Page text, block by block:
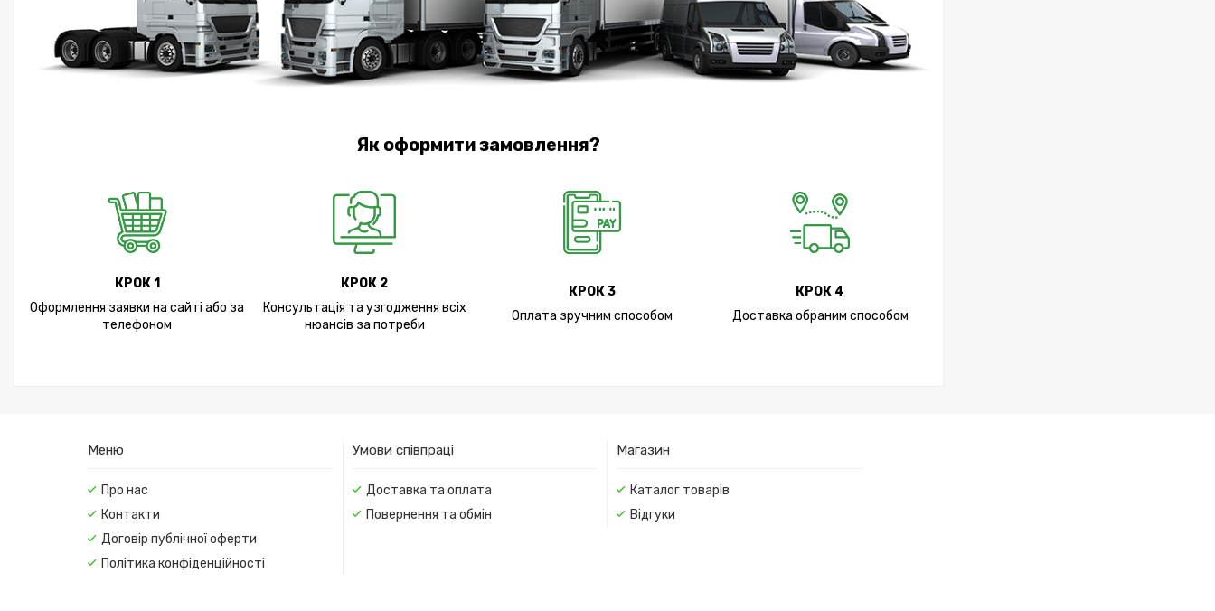
Як оформити замовлення?
КРОК 1
Оформлення заявки на сайті або за
телефоном
КРОК 2
Консультація та узгодження всіх
нюансів за потреби
КРОК 3
Оплата зручним способом
КРОК 4
Доставка обраним способом
Меню
Про нас
Контакти
Договір публічної оферти
Політика конфіденційності
Умови співпраці
Доставка та оплата
Повернення та обмін
Магазин
Каталог товарів
Відгуки